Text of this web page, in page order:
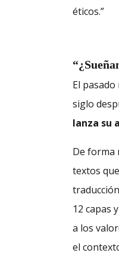
éticos.”
El
siglo
lanza su
De forma
textos
12 capas
a los
el